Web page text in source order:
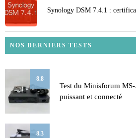
Synology DSM 7.4.1 :
NOS DERNIERS TESTS
8.8
Test du Minisforum
puissant et connecté
8.3